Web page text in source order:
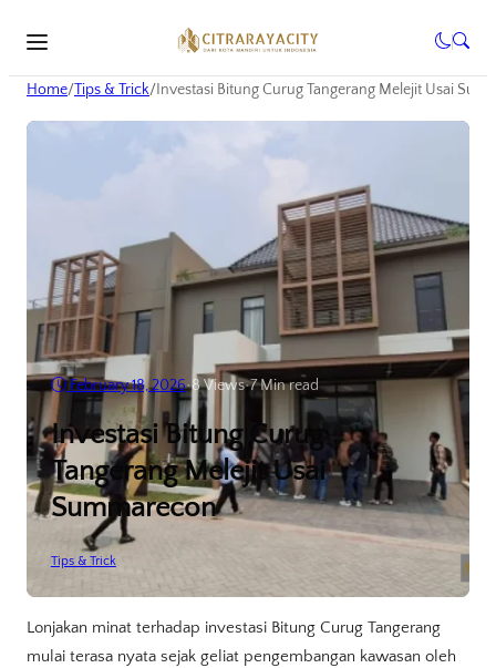
Home/Tips & Trick/ Investasi Bitung Curug Tangerang Melejit Usai
February 18, 2026•8Views•7 Min read
Investasi Bitung Curug
Tangerang Melejit Usai
Summarecon
Tips & Trick
Lonjakan minat terhadap investasi Bitung Curug Tangerang
mulai terasa nyata sejak geliat pengembangan kawasan oleh